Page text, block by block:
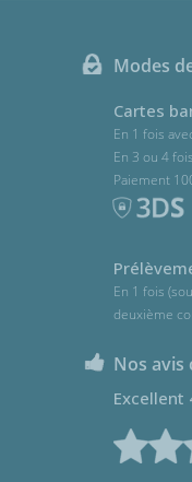
Modes
Cartes
En 1 fois
En 3 ou 4 fois
Paiement
En 1 fois
deuxième
Nos avis
Excellent